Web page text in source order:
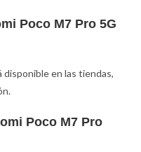
Poco M7 Pro 5G
disponible en las tiendas,
Poco M7 Pro